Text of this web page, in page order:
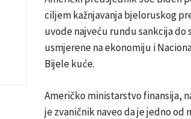
ciljem kažnjavanja bjeloruskog
uvode najveću rundu sankcija
usmjerene na ekonomiju i
Bijele kuće.
Američko ministarstvo finansija,
je zvaničnik naveo da je jedno od